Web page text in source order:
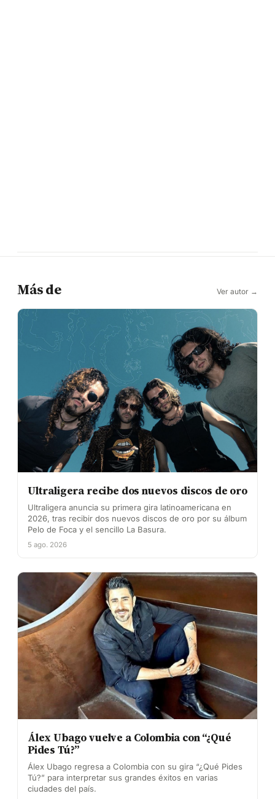
Más de Ver autor →
Ultraligera recibe dos nuevos discos de oro
Ultraligera anuncia su primera gira latinoamericana en
2026, tras recibir dos nuevos discos de oro por su álbum
Pelo de Foca y el sencillo La Basura.
5 ago. 2026
Álex Ubago vuelve a Colombia con “¿Qué
Pides Tú?”
Álex Ubago regresa a Colombia con su gira “¿Qué Pides
Tú?” para interpretar sus grandes éxitos en varias
ciudades del país.